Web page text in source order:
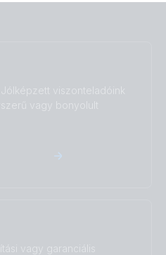
viszonteladóink
vagy bonyolult
vagy garanciális